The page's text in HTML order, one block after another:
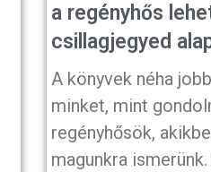
a regényhős
csillagjegyed
A könyvek néha
minket, mint
regényhősök,
magunkra